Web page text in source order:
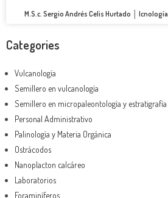
M.S.c. Sergio Andrés Celis Hurtado │ Icnología
Categories
Vulcanología
Semillero en vulcanología
Semillero en micropaleontología y estratigrafía
Personal Administrativo
Palinología y Materia Orgánica
Ostrácodos
Nanoplacton calcáreo
Laboratorios
Foraminíferos